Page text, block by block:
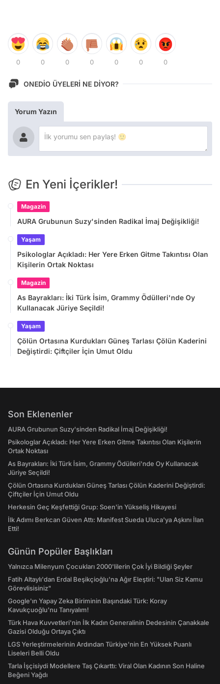
0 0 0 0 0 0 0
ONEDİO ÜYELERİ NE DİYOR?
Yorum Yazın
En Yeni İçerikler!
Magazin
AURA Grubunun Suzy'sinden Radikal İmaj Değişikliği!
Yaşam
Psikologlar Açıkladı: Her Yere Erken Gitme Takıntısı Olan
Kişilerin Ortak Noktası
Magazin
As Bayrakları: İki Türk İsim, Grammy Ödülleri'nde Oy
Kullanacak Jüriye Seçildi!
Yaşam
Çölün Ortasına Kurdukları Güneş Tarlası Çölün Kaderini
Değiştirdi: Çiftçiler İçin Umut Oldu
Son Eklenenler
AURA Grubunun Suzy'sinden Radikal İmaj Değişikliği!
Psikologlar Açıkladı: Her Yere Erken Gitme Takıntısı Olan Kişilerin
Ortak Noktası
As Bayrakları: İki Türk İsim, Grammy Ödülleri'nde Oy Kullanacak
Jüriye Seçildi!
Çölün Ortasına Kurdukları Güneş Tarlası Çölün Kaderini Değiştirdi:
Çiftçiler İçin Umut Oldu
Herkesin Geç Keşfettiği Grup: Soen'in Yükseliş Hikayesi
İlk Adımı Berkcan Güven Attı: Manifest Sueda Uluca'ya Aşkını İlan
Etti!
Günün Popüler Başlıkları
Yalnızca Milenyum Çocukları 2000'lilerin Çok İyi Bildiği Şeyler
Fatih Altaylı'dan Erdal Beşikçioğlu'na Ağır Eleştiri: "Ulan Siz Kamu
Görevlisisiniz"
Google'ın Yapay Zeka Biriminin Başındaki Türk: Koray
Kavukçuoğlu'nu Tanıyalım!
Türk Hava Kuvvetleri'nin İlk Kadın Generalinin Dedesinin Çanakkale
Gazisi Olduğu Ortaya Çıktı
LGS Yerleştirmelerinin Ardından Türkiye'nin En Yüksek Puanlı
Liseleri Belli Oldu
Tarla İşçisiydi Modellere Taş Çıkarttı: Viral Olan Kadının Son Haline
Beğeni Yağdı